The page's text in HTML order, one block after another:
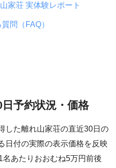
家荘 実体験レポート
問（FAQ）
予約状況・価格
した離れ山家荘の直近30日の
日付の実際の表示価格を反映
あたりおおむね5万円前後